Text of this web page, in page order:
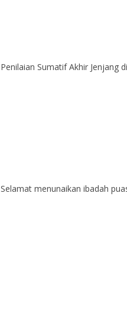
Penilaian Sumatif Akhir Jenjang
Selamat menunaikan ibadah